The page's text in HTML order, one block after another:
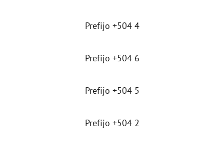
Prefijo +504 4
Prefijo +504 6
Prefijo +504 5
Prefijo +504 2